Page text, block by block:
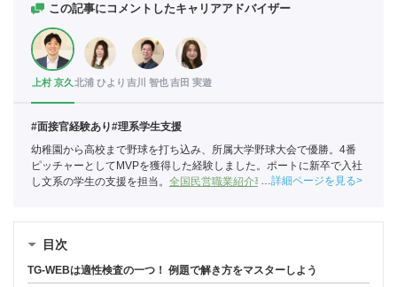
この記事にコメントしたキャリアアドバイザー
上村 京久 北浦 ひより 吉川 智也吉田 実遊
#面接官経験あり#理系学生支援
幼稚園から高校まで野球を打ち込み、所属大学野球大会で優勝。4番
ピッチャーとしてMVPを獲得した経験しました。ポートに新卒で入社
し文系の学生の支援を担当。 全国民営職業紹介事業協会職業紹介責任
詳細ページを見る
目次
TG-WEBは適性検査の一つ！ 例題で解き方をマスターしよう